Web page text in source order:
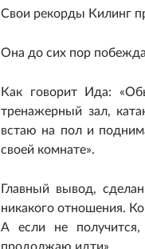
Свои рекорды Килинг
Она до сих пор
Как говорит Ида:
тренажерный зал,
встаю на пол и
своей комнате».
Главный вывод,
никакого отношения.
А если не